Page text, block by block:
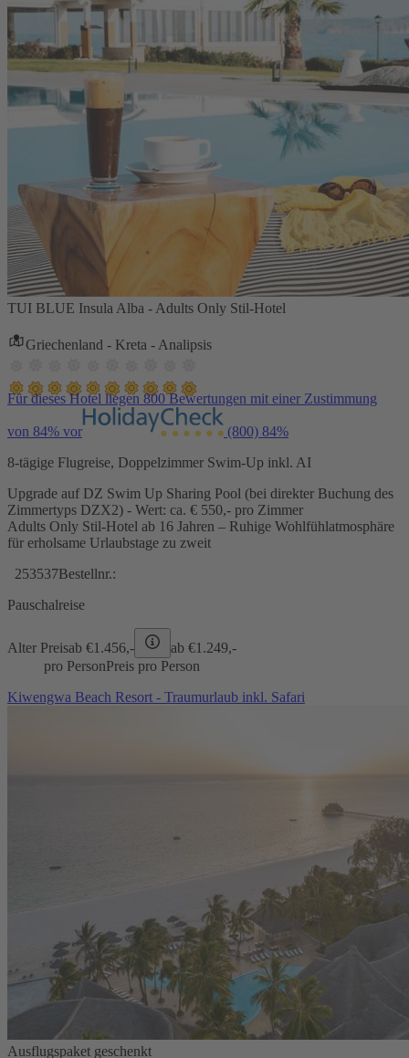
TUI BLUE Insula Alba - Adults Only Stil-Hotel
Griechenland - Kreta - Analipsis
Für dieses Hotel liegen 800 Bewertungen mit einer Zustimmung
von 84% vor (800) 84%
8-tägige Flugreise, Doppelzimmer Swim-Up inkl. AI
Upgrade auf DZ Swim Up Sharing Pool (bei direkter Buchung des
Zimmertyps DZX2) - Wert: ca. € 550,- pro Zimmer
Adults Only Stil-Hotel ab 16 Jahren – Ruhige Wohlfühlatmosphäre
für erholsame Urlaubstage zu zweit
253537Bestellnr.:
Pauschalreise
Alter Preisab €1.456,- ab €1.249,-
pro PersonPreis pro Person
Kiwengwa Beach Resort - Traumurlaub inkl. Safari
Ausflugspaket geschenkt